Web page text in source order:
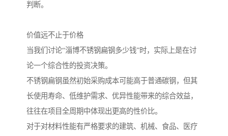
判断。
价值远不止于价格
当我们讨论“淄博不锈钢扁钢多少钱”时，实际上是在讨
论一个综合性的投资决策。
不锈钢扁钢虽然初始采购成本可能高于普通碳钢，但其
长使用寿命、低维护需求、优异性能带来的综合效益，
往往在项目全周期中体现出更高的性价比。
对于对材料性能有严格要求的建筑、机械、食品、医疗